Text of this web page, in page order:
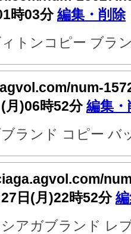
時03分編集・削除
トンコピー ブラ
num-
月)06時52分編集・
ランド コピー バ
日(月)22時52分
アガブランド レ